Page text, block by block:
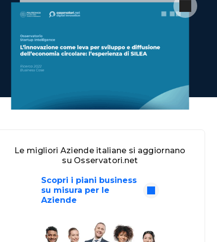
Le migliori Aziende italiane si aggiornano
su Osservatori.net
Scopri i piani business
su misura per le
Aziende